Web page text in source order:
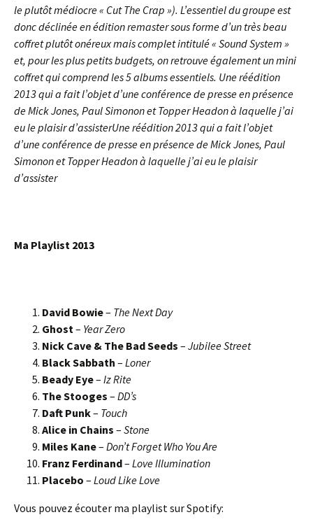
le plutôt médiocre « Cut The Crap »). L’essentiel du groupe est
donc déclinée en édition remaster sous forme d’un très beau
coffret plutôt onéreux mais complet intitulé « Sound System »
et, pour les plus petits budgets, on retrouve également un mini
coffret qui comprend les 5 albums essentiels. Une réédition
2013 qui a fait l’objet d’une conférence de presse en présence
de Mick Jones, Paul Simonon et Topper Headon à laquelle j’ai
eu le plaisir d’assisterUne réédition 2013 qui a fait l’objet
d’une conférence de presse en présence de Mick Jones, Paul
Simonon et Topper Headon à laquelle j’ai eu le plaisir
d’assister
Ma Playlist 2013
David Bowie– The Next Day
Ghost– Year Zero
Nick Cave & The Bad Seeds – Jubilee Street
Black Sabbath – Loner
Beady Eye– Iz Rite
The Stooges – DD’s
Daft Punk– Touch
Alice in Chains – Stone
Miles Kane– Don’t Forget Who You Are
Franz Ferdinand– Love Illumination
Placebo – Loud Like Love
Vous pouvez écouter ma playlist sur Spotify: